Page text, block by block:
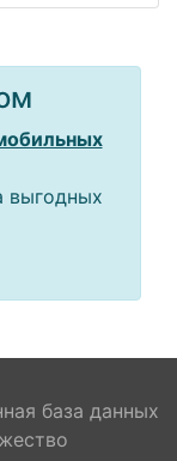
выгодных
база данных